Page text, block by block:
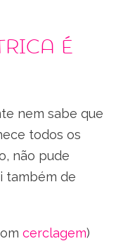
é
nem sabe que
todos os
não pude
também de
cerclagem)